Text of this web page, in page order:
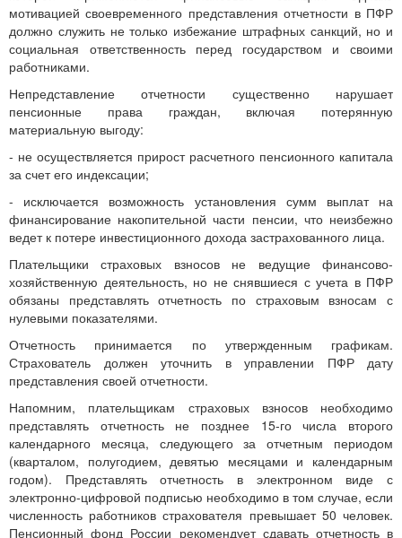
мотивацией своевременного представления отчетности в ПФР
должно служить не только избежание штрафных санкций, но и
социальная ответственность перед государством и своими
работниками.
Непредставление отчетности существенно нарушает
пенсионные права граждан, включая потерянную
материальную выгоду:
- не осуществляется прирост расчетного пенсионного капитала
за счет его индексации;
- исключается возможность установления сумм выплат на
финансирование накопительной части пенсии, что неизбежно
ведет к потере инвестиционного дохода застрахованного лица.
Плательщики страховых взносов не ведущие финансово-
хозяйственную деятельность, но не снявшиеся с учета в ПФР
обязаны представлять отчетность по страховым взносам с
нулевыми показателями.
Отчетность принимается по утвержденным графикам.
Страхователь должен уточнить в управлении ПФР дату
представления своей отчетности.
Напомним, плательщикам страховых взносов необходимо
представлять отчетность не позднее 15-го числа второго
календарного месяца, следующего за отчетным периодом
(кварталом, полугодием, девятью месяцами и календарным
годом). Представлять отчетность в электронном виде с
электронно-цифровой подписью необходимо в том случае, если
численность работников страхователя превышает 50 человек.
Пенсионный фонд России рекомендует сдавать отчетность в